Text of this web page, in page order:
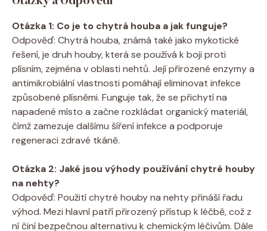
Otázka 1: Co je to chytrá houba a jak funguje?
Odpověď: Chytrá houba, známá také jako mykotické
řešení, je druh houby, která se používá k boji proti
plísním, zejména v oblasti nehtů. Její přirozené enzymy a
antimikrobiální vlastnosti pomáhají eliminovat infekce
způsobené plísněmi. Funguje tak, že se přichytí na
napadené místo a začne rozkládat organický materiál,
čímž zamezuje dalšímu šíření infekce a podporuje
regeneraci zdravé tkáně.
Otázka 2: Jaké jsou výhody používání chytré houby
na nehty?
Odpověď: Použití chytré houby na nehty přináší řadu
výhod. Mezi hlavní patří přirozený přístup k léčbě, což z
ní činí bezpečnou alternativu k chemickým léčivům. Dále